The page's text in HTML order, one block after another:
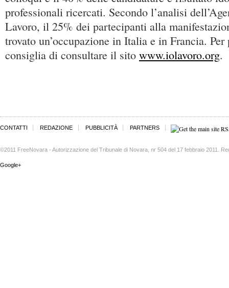
professionali ricercati. Secondo l’analisi
Lavoro, il 25% dei partecipanti alla
trovato un’occupazione in Italia e in Francia.
consiglia di consultare il sito www.iolavoro.org.
CONTATTI REDAZIONE PUBBLICITÀ PARTNERS
©2011 FreeNovara - Autorizzazione del Tribunale di Novara, nr 504 del 17 febbraio 2011.
Google+